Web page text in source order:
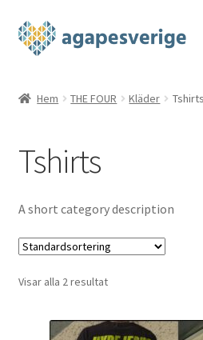
Hoppa
till
Hoppa
till
Cart
Checkout
My account
Shop
THE FOUR
Hem THE FOUR Kläder Tshirts
Tshirts
A short category description
Visar alla 2 resultat